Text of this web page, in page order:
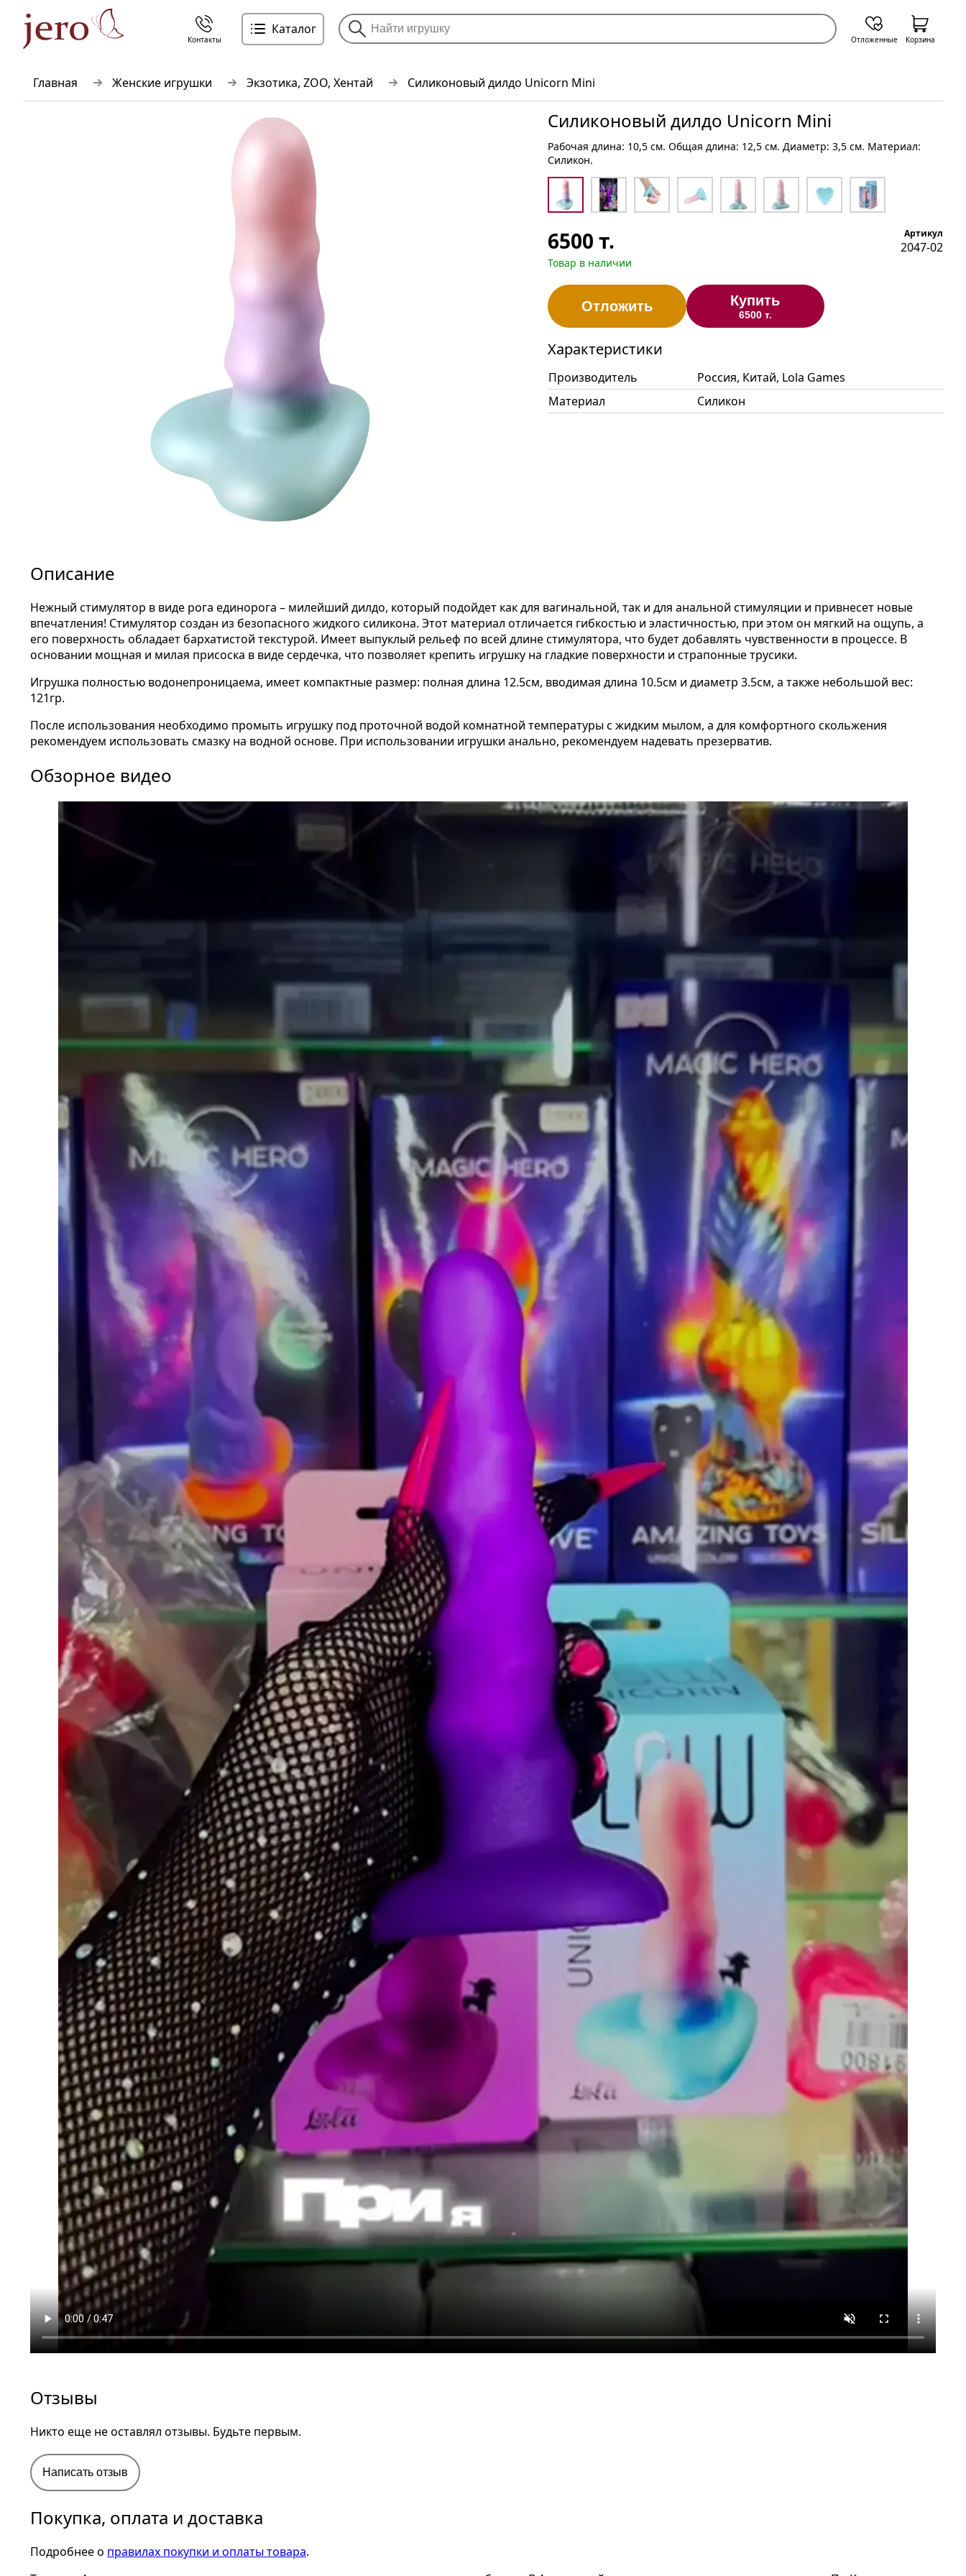
Главная Женские игрушки Экзотика, ZOO, Хентай Силиконовый дилдо Unicorn Mini
Силиконовый дилдо Unicorn Mini
Рабочая длина: 10,5 см. Общая длина: 12,5 см. Диаметр: 3,5 см. Материал:
Cиликон.
6500 т.
Товар в наличии
Артикул
2047-02
Отложить Купить
6500 т.
Характеристики
Производитель
Россия, Китай, Lola Games
Материал
Силикон
Описание
Нежный стимулятор в виде рога единорога – милейший дилдо, который подойдет как для вагинальной, так и для анальной стимуляции и привнесет новые
впечатления! Стимулятор создан из безопасного жидкого силикона. Этот материал отличается гибкостью и эластичностью, при этом он мягкий на ощупь, а
его поверхность обладает бархатистой текстурой. Имеет выпуклый рельеф по всей длине стимулятора, что будет добавлять чувственности в процессе. В
основании мощная и милая присоска в виде сердечка, что позволяет крепить игрушку на гладкие поверхности и страпонные трусики.
Игрушка полностью водонепроницаема, имеет компактные размер: полная длина 12.5см, вводимая длина 10.5см и диаметр 3.5см, а также небольшой вес:
121гр.
После использования необходимо промыть игрушку под проточной водой комнатной температуры с жидким мылом, а для комфортного скольжения
рекомендуем использовать смазку на водной основе. При использовании игрушки анально, рекомендуем надевать презерватив.
Обзорное видео
Отзывы
Никто еще не оставлял отзывы. Будьте первым.
Написать отзыв
Покупка, оплата и доставка
Подробнее о правилах покупки и оплаты товара.
Контакты
Каталог
Отложенные Корзина